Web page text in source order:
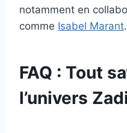
notamment en
comme Isabel Marant.
FAQ : Tout
l’univers